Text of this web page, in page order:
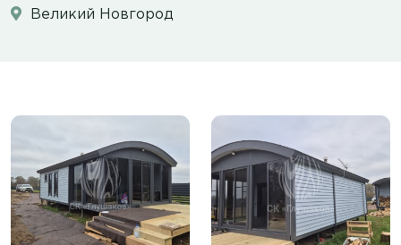
Великий Новгород